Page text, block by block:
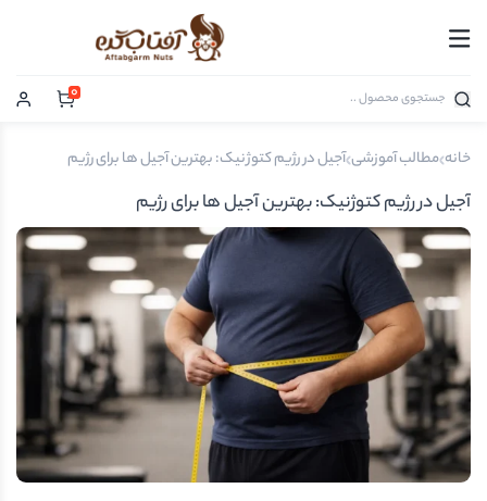
0
خانه مطالب آموزشی آجیل در رژیم کتوژنیک: بهترین آجیل ها برای رژیم
آجیل در رژیم کتوژنیک: بهترین آجیل ها برای رژیم